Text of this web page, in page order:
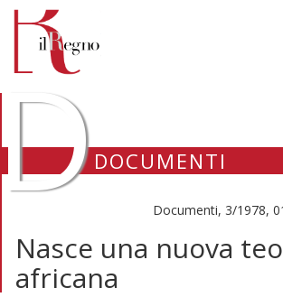
DOCUMENTI
Documenti, 3/1978,
Nasce una nuova
africana